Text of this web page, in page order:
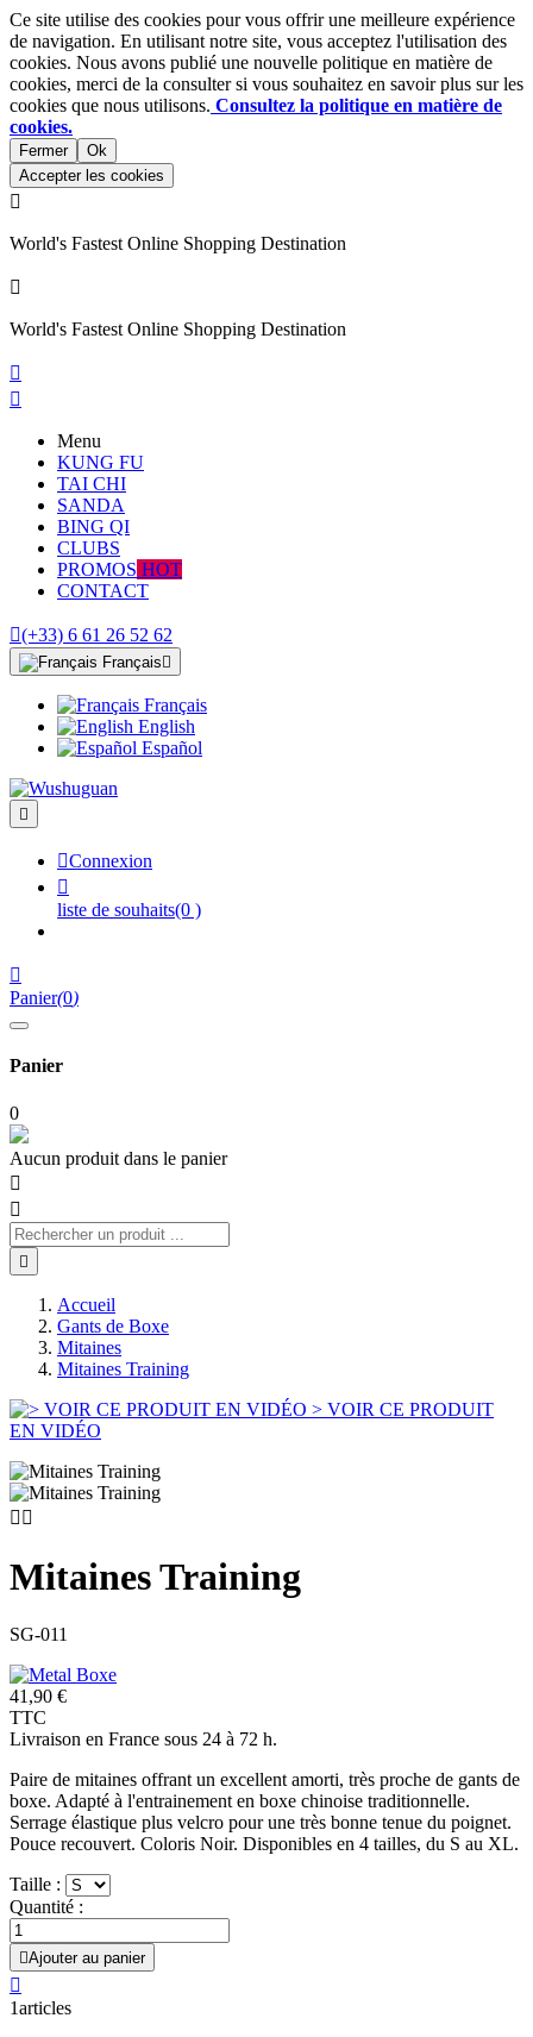
Ce site utilise des cookies pour vous offrir une meilleure expérience
de navigation. En utilisant notre site, vous acceptez l'utilisation des
cookies. Nous avons publié une nouvelle politique en matière de
cookies, merci de la consulter si vous souhaitez en savoir plus sur les
cookies que nous utilisons. Consultez la politique en matière de
cookies.
Fermer
Ok
Accepter les cookies

World's Fastest Online Shopping Destination

World's Fastest Online Shopping Destination


Menu
KUNG FU
TAI CHI
SANDA
BING QI
CLUBS
PROMOS HOT
CONTACT
(+33) 6 61 26 52 62
Français 
Français
English
Español

Connexion

liste de souhaits(0 )

Panier(0)
Panier
0
Aucun produit dans le panier



Accueil
Gants de Boxe
Mitaines
Mitaines Training
> VOIR CE PRODUIT
EN VIDÉO
 
Mitaines Training
SG-011
41,90 €
TTC
Livraison en France sous 24 à 72 h.
Paire de mitaines offrant un excellent amorti, très proche de gants de
boxe. Adapté à l'entrainement en boxe chinoise traditionnelle.
Serrage élastique plus velcro pour une très bonne tenue du poignet.
Pouce recouvert. Coloris Noir. Disponibles en 4 tailles, du S au XL.
Taille :
Quantité :
Ajouter au panier

1articles